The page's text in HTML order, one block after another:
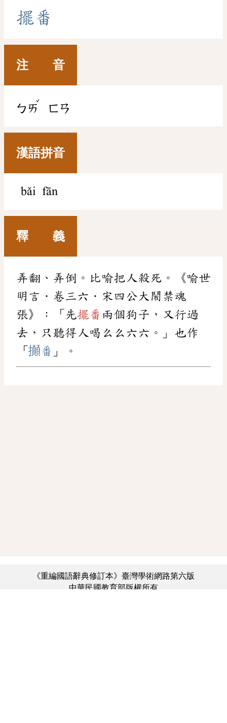
擺番
注 音
ㄅㄞ
ˇ
ㄈㄢ
漢語拼音
bǎi fān
釋 義
弄翻、弄倒。比喻把人殺死。《喻世
明言．卷三六．宋四公大鬧禁魂
張》：「先擺番 兩個狗子，又行過
去，只聽得人喝么么六六。」也作
「 攧番 」。
《重編國語辭典修訂本》臺灣學術網路第六版
中華民國教育部版權所有